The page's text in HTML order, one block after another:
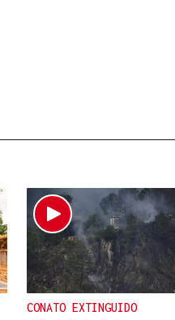
CONATO EXTINGUIDO